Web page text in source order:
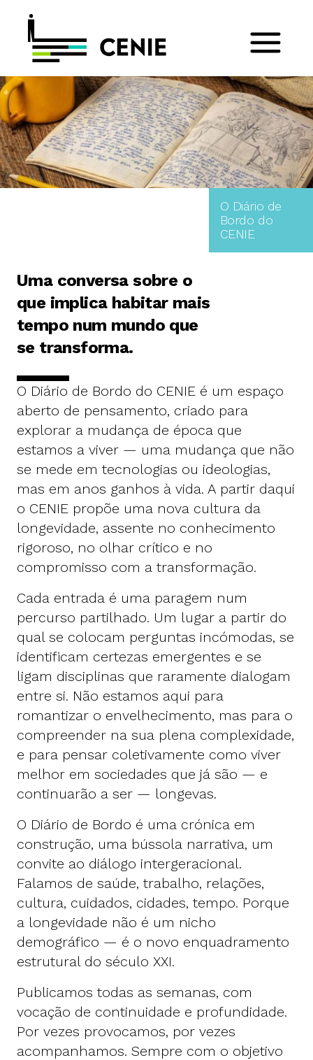
O Diário de
Bordo do
CENIE
Uma conversa sobre o
que implica habitar mais
tempo num mundo que
se transforma.
O Diário de Bordo do CENIE é um espaço
aberto de pensamento, criado para
explorar a mudança de época que
estamos a viver — uma mudança que não
se mede em tecnologias ou ideologias,
mas em anos ganhos à vida. A partir daqui
o CENIE propõe uma nova cultura da
longevidade, assente no conhecimento
rigoroso, no olhar crítico e no
compromisso com a transformação.
Cada entrada é uma paragem num
percurso partilhado. Um lugar a partir do
qual se colocam perguntas incómodas, se
identificam certezas emergentes e se
ligam disciplinas que raramente dialogam
entre si. Não estamos aqui para
romantizar o envelhecimento, mas para o
compreender na sua plena complexidade,
e para pensar coletivamente como viver
melhor em sociedades que já são — e
continuarão a ser — longevas.
O Diário de Bordo é uma crónica em
construção, uma bússola narrativa, um
convite ao diálogo intergeracional.
Falamos de saúde, trabalho, relações,
cultura, cuidados, cidades, tempo. Porque
a longevidade não é um nicho
demográfico — é o novo enquadramento
estrutural do século XXI.
Publicamos todas as semanas, com
vocação de continuidade e profundidade.
Por vezes provocamos, por vezes
acompanhamos. Sempre com o objetivo